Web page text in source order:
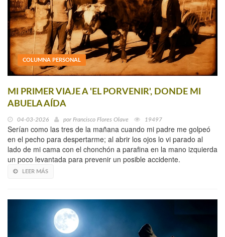
COLUMNA PERSONAL
MI PRIMER VIAJE A 'EL PORVENIR', DONDE MI
ABUELA AÍDA
04-03-2026 por Francisco Flores Olave 19497
Serían como las tres de la mañana cuando mi padre me golpeó
en el pecho para despertarme; al abrir los ojos lo vi parado al
lado de mi cama con el chonchón a parafina en la mano izquierda
un poco levantada para prevenir un posible accidente.
LEER MÁS